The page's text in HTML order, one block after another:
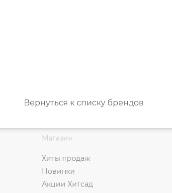
Вернуться к списку брендов
Магазин
Хиты продаж
Новинки
Акции Хитсад